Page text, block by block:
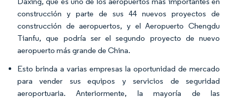
construcción y parte de sus 44 nuevos proyectos de
construcción de aeropuertos, y el Aeropuerto Chengdu
Tianfu, que podría ser el segundo proyecto de nuevo
aeropuerto más grande de China.
Esto brinda a varias empresas la oportunidad de mercado
para vender sus equipos y servicios de seguridad
aeroportuaria. Anteriormente, la mayoría de las